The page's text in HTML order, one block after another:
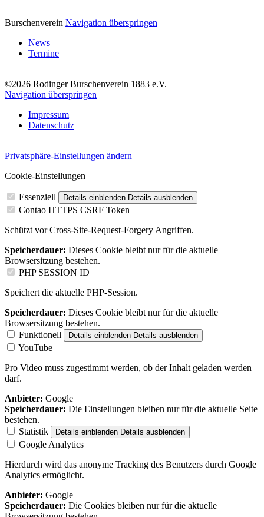
Burschenverein Navigation überspringen
News
Termine
©2026 Rodinger Burschenverein 1883 e.V.
Navigation überspringen
Impressum
Datenschutz
Privatsphäre-Einstellungen ändern
Cookie-Einstellungen
Essenziell Details einblenden Details ausblenden
Contao HTTPS CSRF Token
Schützt vor Cross-Site-Request-Forgery Angriffen.
Speicherdauer: Dieses Cookie bleibt nur für die aktuelle
Browsersitzung bestehen.
PHP SESSION ID
Speichert die aktuelle PHP-Session.
Speicherdauer: Dieses Cookie bleibt nur für die aktuelle
Browsersitzung bestehen.
Funktionell
Details einblenden Details ausblenden
YouTube
Pro Video muss zugestimmt werden, ob der Inhalt geladen werden
darf.
Anbieter: Google
Speicherdauer: Die Einstellungen bleiben nur für die aktuelle Seite
bestehen.
Statistik
Details einblenden Details ausblenden
Google Analytics
Hierdurch wird das anonyme Tracking des Benutzers durch Google
Analytics ermöglicht.
Anbieter: Google
Speicherdauer: Die Cookies bleiben nur für die aktuelle